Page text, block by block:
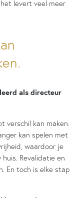
levert veel meer
als directeur
verschil kan maken.
kan spelen met
waardoor je
Revalidatie en
En toch is elke stap